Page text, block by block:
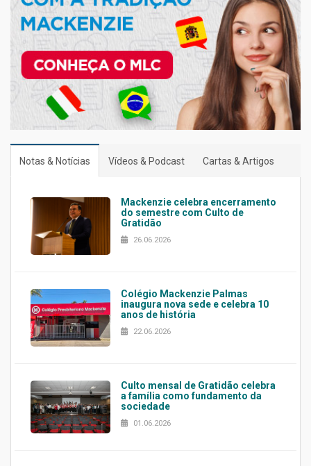
Notas & Notícias Vídeos & Podcast Cartas & Artigos
Mackenzie celebra encerramento
do semestre com Culto de
Gratidão
26.06.2026
Colégio Mackenzie Palmas
inaugura nova sede e celebra 10
anos de história
22.06.2026
Culto mensal de Gratidão celebra
a família como fundamento da
sociedade
01.06.2026